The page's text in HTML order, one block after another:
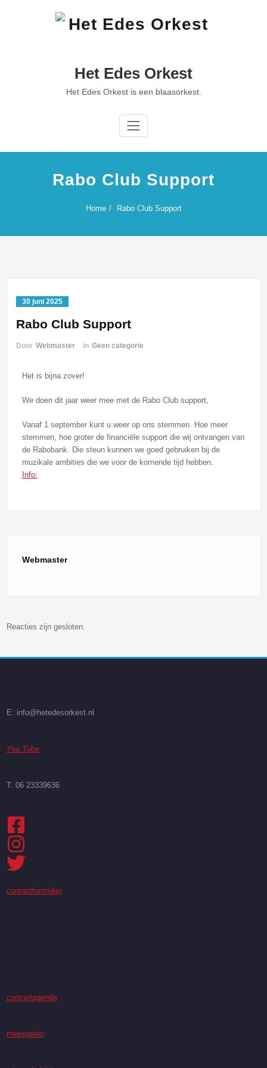
Het Edes Orkest
Het Edes Orkest is een blaasorkest.
Rabo Club Support
Home Rabo Club Support
30 juni 2025
Rabo Club Support
Door Webmaster in Geen categorie
Het is bijna zover!
We doen dit jaar weer mee met de Rabo Club support,
Vanaf 1 september kunt u weer op ons stemmen. Hoe meer
stemmen, hoe groter de financiële support die wij ontvangen van
de Rabobank. Die steun kunnen we goed gebruiken bij de
muzikale ambities die we voor de komende tijd hebben.
Info:
Webmaster
Reacties zijn gesloten.
E: info@hetedesorkest.nl
You Tube
T: 06 23339636
contactformulier
concertagenda
meespelen